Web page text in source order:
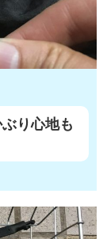
り心地も